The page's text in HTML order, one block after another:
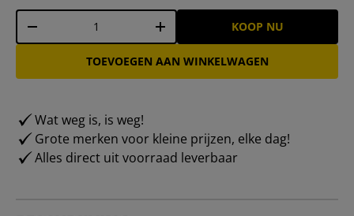
Aantal
-
+ KOOP NU
TOEVOEGEN AAN WINKELWAGEN
Wat weg is, is weg!
Grote merken voor kleine prijzen, elke dag!
Alles direct uit voorraad leverbaar